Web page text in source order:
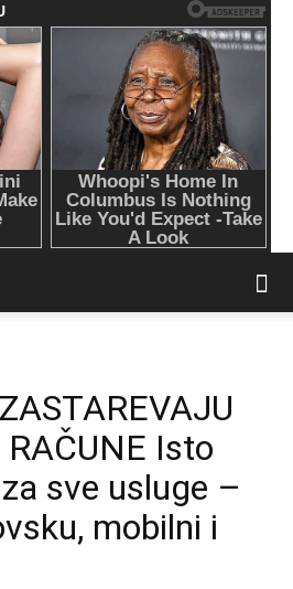
RAČUNE Isto
sve usluge –
mobilni i